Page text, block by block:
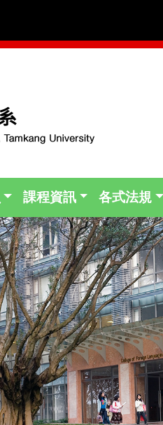
課程資訊 各式法規